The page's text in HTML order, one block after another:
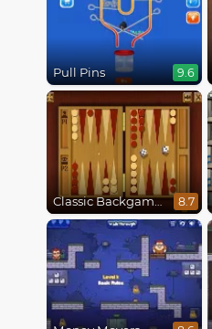
Pull Pins 9.6
Classic Backgammon 8.7